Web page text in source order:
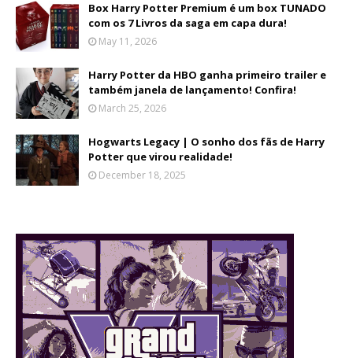
Box Harry Potter Premium é um box TUNADO
com os 7 Livros da saga em capa dura!
May 11, 2026
Harry Potter da HBO ganha primeiro trailer e
também janela de lançamento! Confira!
March 25, 2026
Hogwarts Legacy | O sonho dos fãs de Harry
Potter que virou realidade!
December 18, 2025